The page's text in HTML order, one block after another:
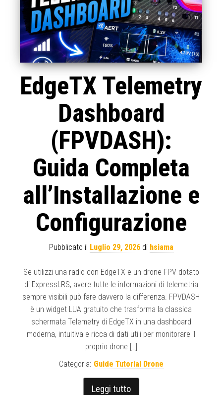
EdgeTX Telemetry
Dashboard
(FPVDASH):
Guida Completa
all’Installazione e
Configurazione
Pubblicato il Luglio 29, 2026di hsiama
Se utilizzi una radio con EdgeTX e un drone FPV dotato
di ExpressLRS, avere tutte le informazioni di telemetria
sempre visibili può fare davvero la differenza. FPVDASH
è un widget LUA gratuito che trasforma la classica
schermata Telemetry di EdgeTX in una dashboard
moderna, intuitiva e ricca di dati utili per monitorare il
proprio drone […]
Categoria: Guide Tutorial Drone
Leggi tutto